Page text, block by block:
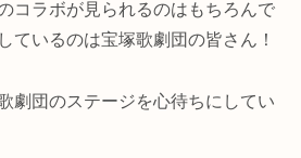
コラボが見られるのはもちろんで
ているのは宝塚歌劇団の皆さん！
劇団のステージを心待ちにしてい